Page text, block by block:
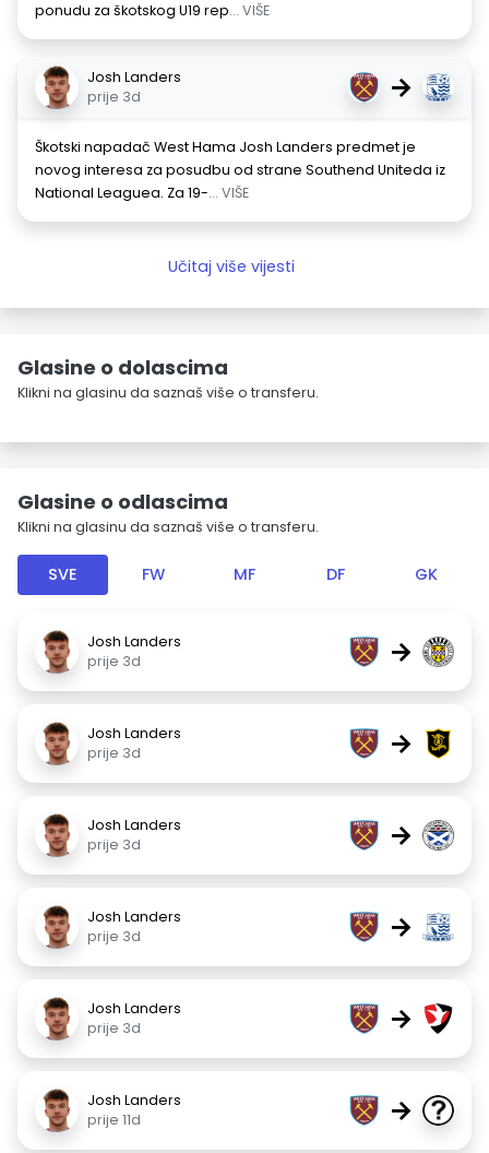
ponudu za škotskog U19 rep... VIŠE
Josh Landers
prije 3d
→
Škotski napadač West Hama Josh Landers predmet je
novog interesa za posudbu od strane Southend Uniteda iz
National Leaguea. Za 19-... VIŠE
Učitaj više vijesti
Glasine o dolascima
Klikni na glasinu da saznaš više o transferu.
Glasine o odlascima
Klikni na glasinu da saznaš više o transferu.
SVE FW MF DF GK
Josh Landers
prije 3d
→
Josh Landers
prije 3d
→
Josh Landers
prije 3d
→
Josh Landers
prije 3d
→
Josh Landers
prije 3d
→
Josh Landers
prije 11d
→